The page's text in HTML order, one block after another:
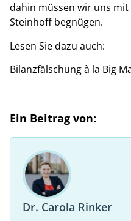
dahin müssen wir uns
Steinhoff begnügen.
Lesen Sie dazu auch:
Bilanzfälschung à la Big
Ein Beitrag von:
Dr. Carola Rinker